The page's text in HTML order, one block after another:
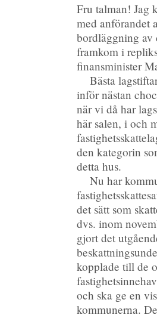
Fru talman! Jag
med anförandet
bordläggning av
framkom i
finansminister
Bästa
inför nästan
när vi då har
här salen, i och
den kategorin
detta hus.
Nu har
det sätt som
dvs. inom
gjort det
kopplade till de
och ska ge en
kommunerna.